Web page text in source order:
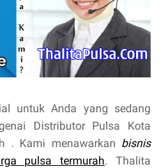
untuk Anda yang sedang
Distributor Pulsa Kota
. Kami menawarkan bisnis
pulsa termurah. Thalita